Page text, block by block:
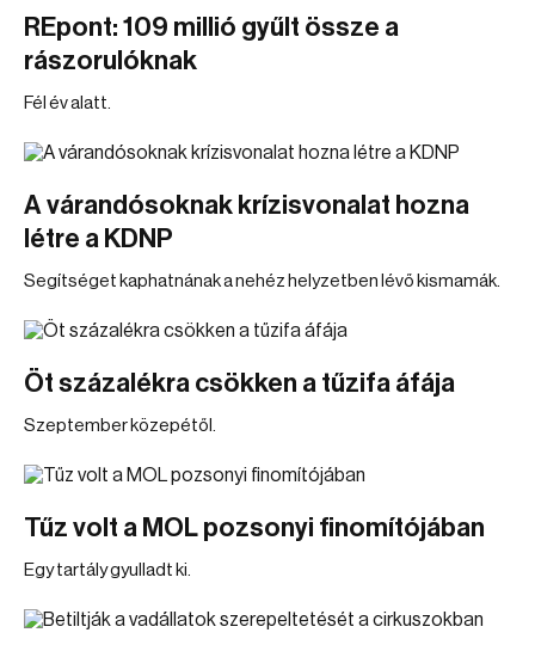
REpont: 109 millió gyűlt össze a
rászorulóknak
Fél év alatt.
A várandósoknak krízisvonalat hozna
létre a KDNP
Segítséget kaphatnának a nehéz helyzetben lévő kismamák.
Öt százalékra csökken a tűzifa áfája
Szeptember közepétől.
Tűz volt a MOL pozsonyi finomítójában
Egy tartály gyulladt ki.